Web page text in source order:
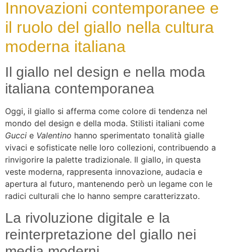
Innovazioni contemporanee e
il ruolo del giallo nella cultura
moderna italiana
Il giallo nel design e nella moda
italiana contemporanea
Oggi, il giallo si afferma come colore di tendenza nel
mondo del design e della moda. Stilisti italiani come
Gucci e Valentino hanno sperimentato tonalità gialle
vivaci e sofisticate nelle loro collezioni, contribuendo a
rinvigorire la palette tradizionale. Il giallo, in questa
veste moderna, rappresenta innovazione, audacia e
apertura al futuro, mantenendo però un legame con le
radici culturali che lo hanno sempre caratterizzato.
La rivoluzione digitale e la
reinterpretazione del giallo nei